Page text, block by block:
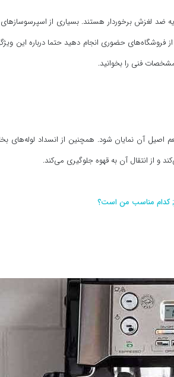
ضد لغزش برخوردار هستند. بسیاری از اسپرسوسازهای
فروشگاه‌های حضوری انجام دهید حتما درباره این
فنی را بخوانید.
آب برخوردار هستند باعث می‌شوند تا عطر قهوه بالای ۹۰٪ آزاد شود و طعم اصیل آن نمایان شود.
و از انتقال آن به قهوه جلوگیری می‌کند.
کدام مناسب من است؟